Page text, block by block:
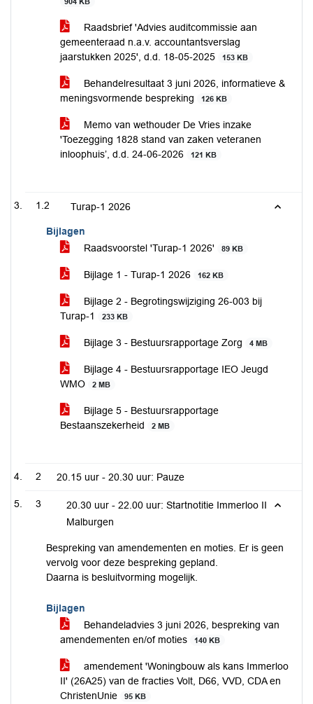
Raadsbrief 'Advies auditcommissie aan
gemeenteraad n.a.v. accountantsverslag
jaarstukken 2025', d.d. 18-05-2025
153 KB
Behandelresultaat 3 juni 2026, informatieve &
meningsvormende bespreking
126 KB
Memo van wethouder De Vries inzake
'Toezegging 1828 stand van zaken veteranen
inloophuis’, d.d. 24-06-2026
121 KB
1.2 Turap-1 2026
Bijlagen
Raadsvoorstel 'Turap-1 2026'
89 KB
Bijlage 1 - Turap-1 2026 162 KB
Bijlage 2 - Begrotingswijziging 26-003 bij
Turap-1
233 KB
Bijlage 3 - Bestuursrapportage Zorg 4 MB
Bijlage 4 - Bestuursrapportage IEO Jeugd
WMO
2 MB
Bijlage 5 - Bestuursrapportage
Bestaanszekerheid
2 MB
2 20.15 uur - 20.30 uur: Pauze
3
20.30 uur - 22.00 uur: Startnotitie Immerloo II
Malburgen
Bespreking van amendementen en moties. Er is geen
vervolg voor deze bespreking gepland.
Daarna is besluitvorming mogelijk.
Bijlagen
Behandeladvies 3 juni 2026, bespreking van
amendementen en/of moties
140 KB
amendement 'Woningbouw als kans Immerloo
II' (26A25) van de fracties Volt, D66, VVD, CDA en
ChristenUnie
95 KB